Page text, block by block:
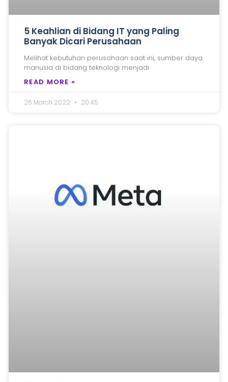
5 Keahlian di Bidang IT yang Paling
Banyak Dicari Perusahaan
Melihat kebutuhan perusahaan saat ini, sumber daya
manusia di bidang teknologi menjadi
READ MORE »
26 March 2022 20:45